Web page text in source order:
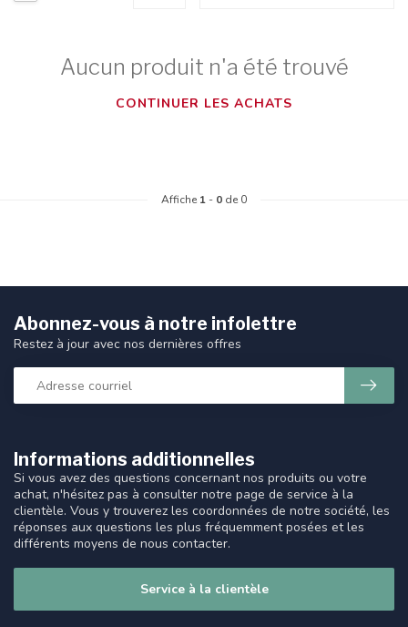
Aucun produit n'a été trouvé
CONTINUER LES ACHATS
Affiche 1 - 0 de 0
Informations additionnelles
Si vous avez des questions concernant nos produits ou votre
achat, n'hésitez pas à consulter notre page de service à la
clientèle. Vous y trouverez les coordonnées de notre société, les
réponses aux questions les plus fréquemment posées et les
différents moyens de nous contacter.
Service à la clientèle
Abonnez-vous à notre infolettre
Restez à jour avec nos dernières offres